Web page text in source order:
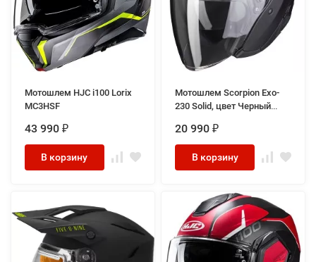
Мотошлем HJC i100 Lorix
MC3HSF
43 990 ₽
В корзину
Мотошлем Scorpion Exo-
230 Solid, цвет Черный
20 990 ₽
В корзину